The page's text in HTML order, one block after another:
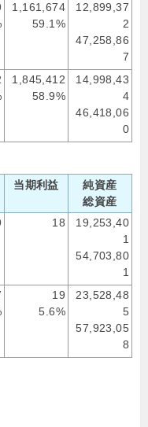
1,161,674
59.1%
12,899,37
2
47,258,86
7
1,845,412
58.9%
14,998,43
4
46,418,06
0
当期利益
純資産
総資産
18
19,253,40
1
54,703,80
1
19
5.6%
23,528,48
5
57,923,05
8